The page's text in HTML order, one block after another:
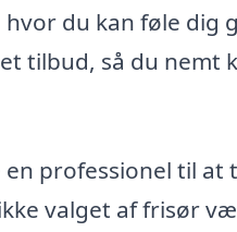
du kan føle dig
tilbud, så du nemt
professionel til at
valget af frisør